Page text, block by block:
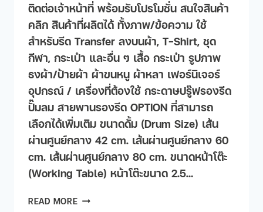
ติดต่อเจ้าหน้าที่ พร้อมรับโปรโมชั่น สนใจสินค้า
คลิก สินค้าที่ผลิตได้ ทั้งภาพ/ข้อความ ใช้
สำหรับรีด Transfer ลงบนผ้า, T-Shirt, ชุด
กีฬา, กระเป๋า และอื่น ๆ เสื้อ กระเป๋า รูปภาพ
ธงผ้า/ป้ายผ้า ผ้าขนหนู ผ้าหลา เฟอร์นิเจอร​์
อุปกรณ์ / เครื่องที่ต้องใช้ กระดาษปรู๊ฟรองรีด
ปั๊มลม สายพานรองรีด OPTION ที่สามารถ
เลือกได้เพิ่มเติม ขนาดดั้ม (Drum Size) เส้น
ผ่านศูนย์กลาง 42 cm. เส้นผ่านศูนย์กลาง 60
cm. เส้นผ่านศูนย์กลาง 80 cm. ขนาดหน้าโต๊ะ
(Working Table) หน้าโต๊ะขนาด 2.5…
READ MORE